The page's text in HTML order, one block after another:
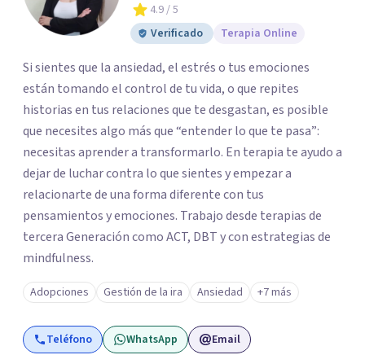
4.9/ 5
Verificado
Terapia Online
Si sientes que la ansiedad, el estrés o tus emociones
están tomando el control de tu vida, o que repites
historias en tus relaciones que te desgastan, es posible
que necesites algo más que “entender lo que te pasa”:
necesitas aprender a transformarlo. En terapia te ayudo a
dejar de luchar contra lo que sientes y empezar a
relacionarte de una forma diferente con tus
pensamientos y emociones. Trabajo desde terapias de
tercera Generación como ACT, DBT y con estrategias de
mindfulness.
Adopciones Gestión de la ira Ansiedad +7 más
Teléfono WhatsApp Email